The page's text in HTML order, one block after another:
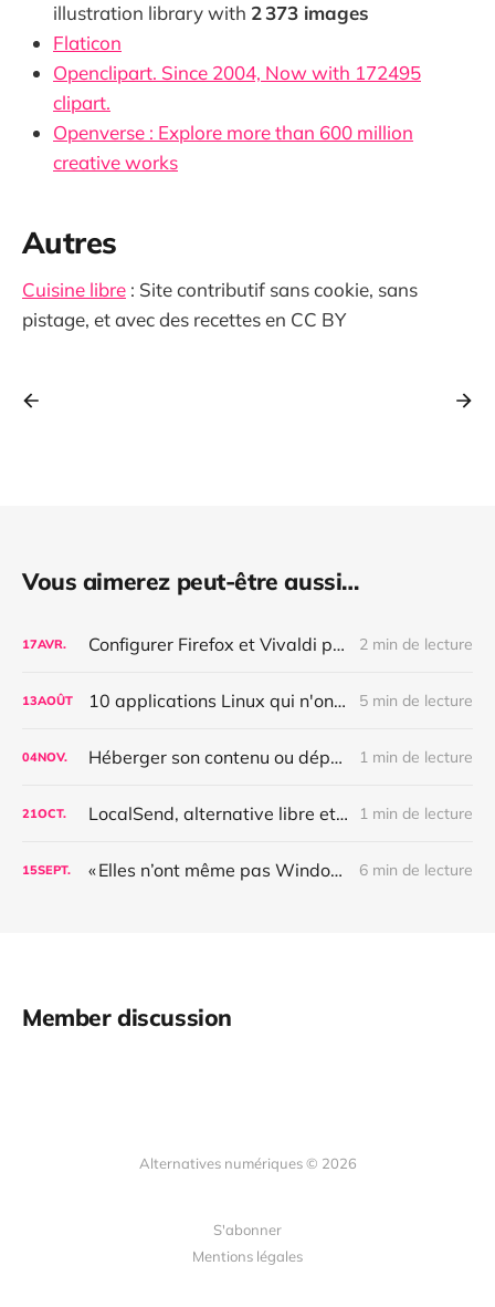
illustration library with 2 373 images
Flaticon
Openclipart. Since 2004, Now with 172495
clipart.
Openverse : Explore more than 600 million
creative works
Autres
Cuisine libre : Site contributif sans cookie, sans
pistage, et avec des recettes en CC BY
Vous aimerez peut-être aussi…
17AVR. Configurer Firefox et Vivaldi pour bloquer complètement les pubs, les bannières de cookies et autres nuisances 2 min de lecture
13AOÛT 10 applications Linux qui n'ont plus rien à envier à celles d'Apple en terme d'ergonomie 5 min de lecture
04NOV. Héberger son contenu ou dépendre d'une plateforme fermée : quelle différence ? 1 min de lecture
21OCT. LocalSend, alternative libre et multiplateforme à Airdrop et Quick Share 1 min de lecture
15SEPT. « Elles n’ont même pas Windows » – workflow d’une thèse libre 6 min de lecture
Member discussion
Alternatives numériques © 2026
S'abonner
Mentions légales